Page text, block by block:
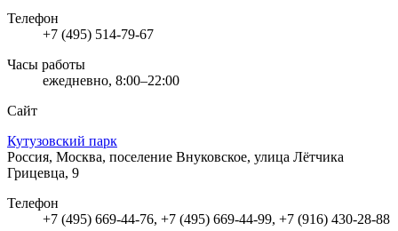
Телефон
+7 (495) 514-79-67
Часы работы
ежедневно, 8:00–22:00
Сайт
Кутузовский парк
Россия, Москва, поселение Внуковское, улица Лётчика
Грицевца, 9
Телефон
+7 (495) 669-44-76, +7 (495) 669-44-99, +7 (916) 430-28-88